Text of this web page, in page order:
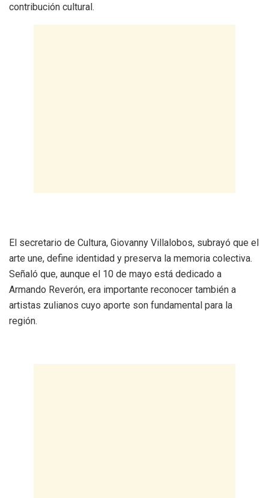
contribución cultural.
El secretario de Cultura, Giovanny Villalobos, subrayó que el
arte une, define identidad y preserva la memoria colectiva.
Señaló que, aunque el 10 de mayo está dedicado a
Armando Reverón, era importante reconocer también a
artistas zulianos cuyo aporte son fundamental para la
región.